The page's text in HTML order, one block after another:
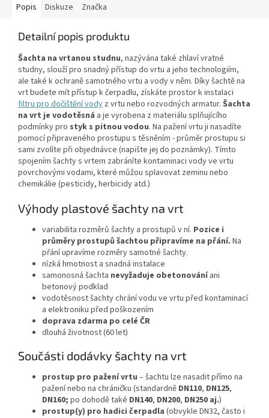
Popis Diskuze Značka
Detailní popis produktu
Šachta na vrtanou studnu, nazývána také zhlaví vratné
studny, slouží pro snadný přístup do vrtu a jeho technologiím,
ale také k ochraně samotného vrtu a vody v něm. Díky šachtě na
vrt budete mít přístup k čerpadlu, získáte prostor k instalaci
filtru pro dočištění vody z vrtu nebo rozvodných armatur. Šachta
na vrt je vodotěsná a je vyrobena z materiálu splňujícího
podmínky pro styk s pitnou vodou. Na pažení vrtu ji nasadíte
pomocí připraveného prostupu s těsněním - průměr prostupu si
sami zvolíte při objednávce (napište jej do poznámky). Tímto
spojením šachty s vrtem zabráníte kontaminaci vody ve vrtu
povrchovými vodami, které můžou splavovat zeminu nebo
chemikálie (pesticidy, herbicidy atd.)
Výhody plastové šachty na vrt
variabilita rozměrů šachty a prostupů v ní. Pozice i
průměry prostupů šachtou připravíme na přání. Na
přání upravíme rozměry samotné šachty.
nízká hmotnost a snadná instalace
samonosná šachta nevyžaduje obetonováníani
betonový podklad
vodotěsnost šachty chrání vodu ve vrtu před kontaminací
a elektroniku před poškozením
doprava zdarma po celé ČR
dlouhá životnost (60 let)
Součásti dodávky šachty na vrt
prostup pro pažení vrtu – šachtu lze nasadit přímo na
pažení nebo na chráničku (standardně DN110, DN125,
DN160; po dohodě také DN140, DN200, DN250 aj.)
prostup(y) pro hadici čerpadla (obvykle DN32, často i